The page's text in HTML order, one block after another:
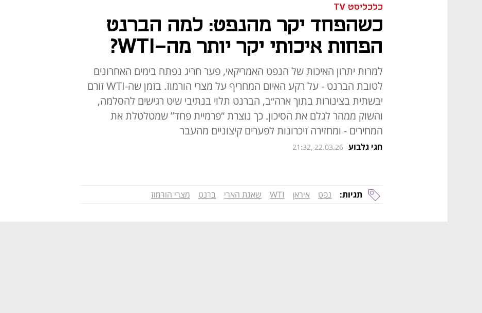
כלכליסט TV
כשהפחד יקר מהנפט: למה הברנט
הפחות איכותי יקר יותר מה-WTI?
למרות יתרון האיכות של הנפט האמריקאי, פער חריג נפתח בימים האחרונים
לטובת הברנט - על רקע האיום המחריף על מצרי הורמוז. בזמן שה-WTI זורם
יבשתית בצינורות בתוך ארה״ב, הברנט תלוי בנתיבי שיט רגישים להסלמה,
והשוק ממהר לגלם את הסיכון. כך נוצרת “פרמיית פחד” שמטלטלת את
המחירים - ומחזירה זיכרונות לפערים קיצוניים מהעבר
חגי גלבוע 21:32, 22.03.26
תגיות: נפט איראן WTI שאגת הארי ברנט מצרי הורמוז